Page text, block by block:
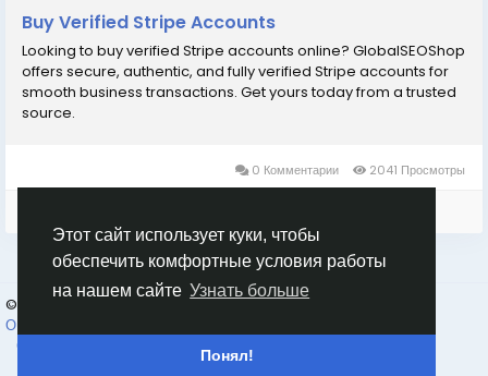
Этот сайт использует куки, чтобы
обеспечить комфортные условия работы
на нашем сайте Узнать больше
Понял!
Buy Verified Stripe Accounts
Looking to buy verified Stripe accounts online? GlobalSEOShop
offers secure, authentic, and fully verified Stripe accounts for
smooth business transactions. Get yours today from a trusted
source.
0 Комментарии 2041 Просмотры
© 2026 Goruss
Russian
О Нас
Свяжитесь с нами